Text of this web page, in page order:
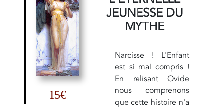
15€
JEUNESSE DU
MYTHE
Narcisse ! L'Enfant
est si mal compris !
En relisant Ovide
nous comprenons
que cette histoire n'a